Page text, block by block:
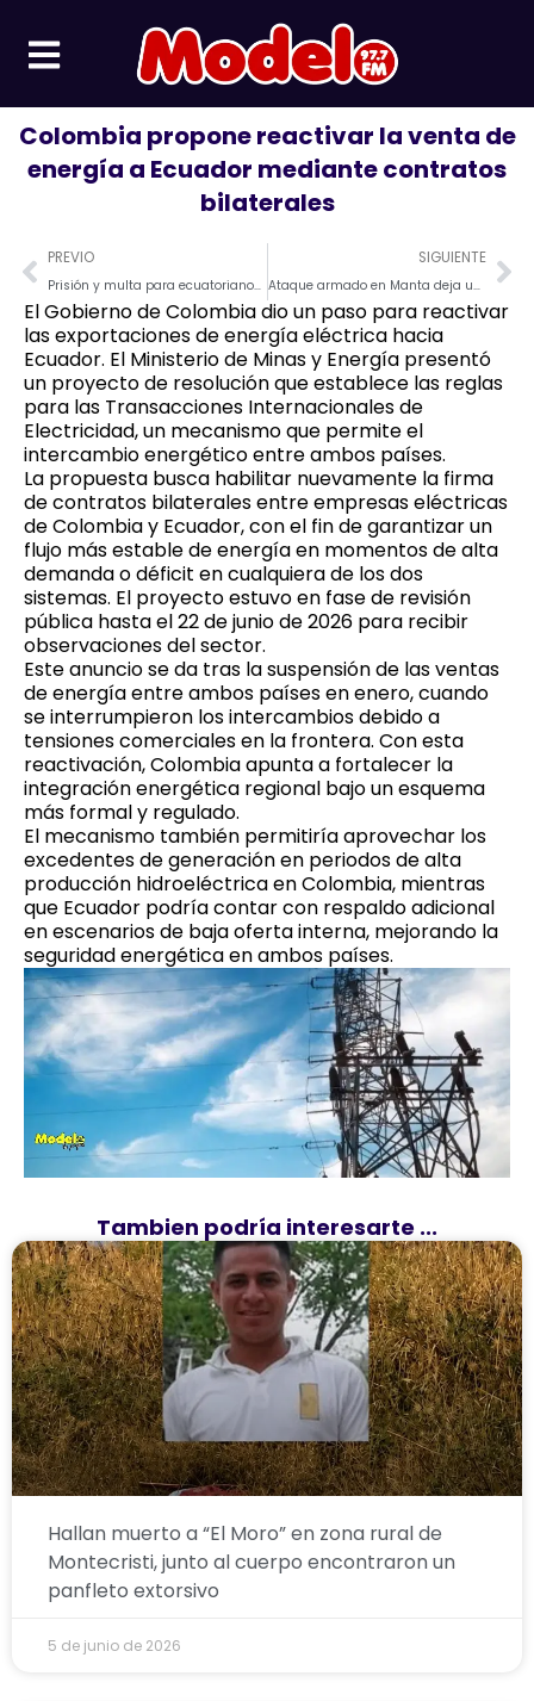
contenido
Colombia propone reactivar la venta de
energía a Ecuador mediante contratos
bilaterales
Prev
PREVIO
Prisión y multa para ecuatorianos vinculados a red de peleas clandestinas de perros
SIGUIENTE
Ataque armado en Manta deja una víctima mortal en el barrio El Progreso
El Gobierno de Colombia dio un paso para reactivar
las exportaciones de energía eléctrica hacia
Ecuador. El Ministerio de Minas y Energía presentó
un proyecto de resolución que establece las reglas
para las Transacciones Internacionales de
Electricidad, un mecanismo que permite el
intercambio energético entre ambos países.
La propuesta busca habilitar nuevamente la firma
de contratos bilaterales entre empresas eléctricas
de Colombia y Ecuador, con el fin de garantizar un
flujo más estable de energía en momentos de alta
demanda o déficit en cualquiera de los dos
sistemas. El proyecto estuvo en fase de revisión
pública hasta el 22 de junio de 2026 para recibir
observaciones del sector.
Este anuncio se da tras la suspensión de las ventas
de energía entre ambos países en enero, cuando
se interrumpieron los intercambios debido a
tensiones comerciales en la frontera. Con esta
reactivación, Colombia apunta a fortalecer la
integración energética regional bajo un esquema
más formal y regulado.
El mecanismo también permitiría aprovechar los
excedentes de generación en periodos de alta
producción hidroeléctrica en Colombia, mientras
que Ecuador podría contar con respaldo adicional
en escenarios de baja oferta interna, mejorando la
seguridad energética en ambos países.
Tambien podría interesarte ...
Hallan muerto a “El Moro” en zona rural de
Montecristi, junto al cuerpo encontraron un
panfleto extorsivo
5 de junio de 2026